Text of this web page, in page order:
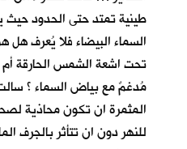
طينية تمتد حتى الحدود
السماء البيضاء فلا يُعرف
تحت اشعة الشمس الحارقة
مُدغمٌ مع بياض السماء ؟
المثمرة ان تكون محاذية
للنهر دون ان تتأثر بالجرف